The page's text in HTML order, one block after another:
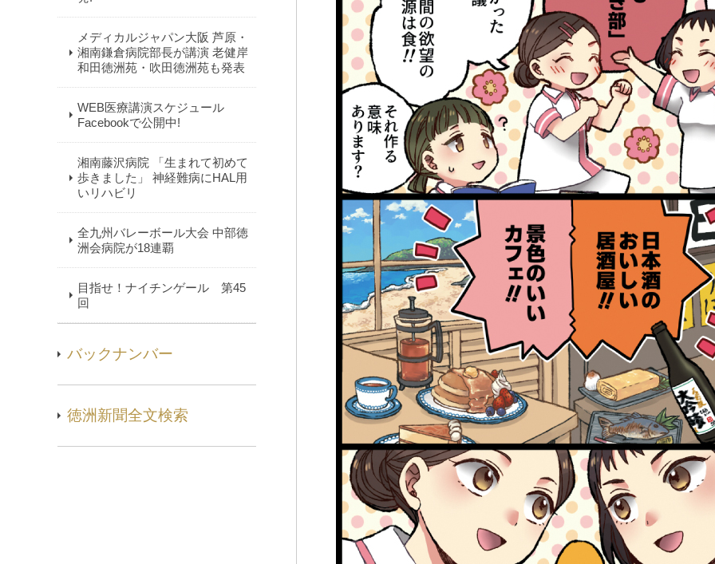
メディカルジャパン大阪 芦原・
湘南鎌倉病院部長が講演 老健岸
和田徳洲苑・吹田徳洲苑も発表
WEB医療講演スケジュール
Facebookで公開中!
湘南藤沢病院 「生まれて初めて
歩きました」 神経難病にHAL用
いリハビリ
全九州バレーボール大会 中部徳
洲会病院が18連覇
目指せ！ナイチンゲール 第45
回
バックナンバー
徳洲新聞全文検索